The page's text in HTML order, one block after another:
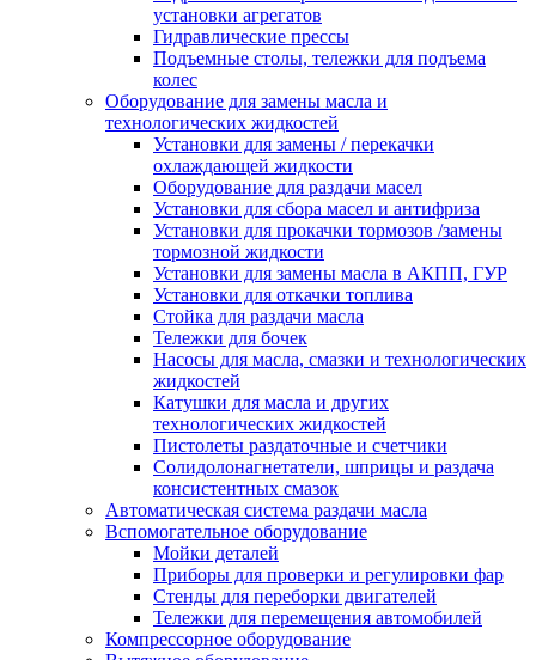
установки агрегатов
Гидравлические прессы
Подъемные столы, тележки для подъема
колес
Оборудование для замены масла и
технологических жидкостей
Установки для замены / перекачки
охлаждающей жидкости
Оборудование для раздачи масел
Установки для сбора масел и антифриза
Установки для прокачки тормозов /замены
тормозной жидкости
Установки для замены масла в АКПП, ГУР
Установки для откачки топлива
Стойка для раздачи масла
Тележки для бочек
Насосы для масла, смазки и технологических
жидкостей
Катушки для масла и других
технологических жидкостей
Пистолеты раздаточные и счетчики
Солидолонагнетатели, шприцы и раздача
консистентных смазок
Автоматическая система раздачи масла
Вспомогательное оборудование
Мойки деталей
Приборы для проверки и регулировки фар
Стенды для переборки двигателей
Тележки для перемещения автомобилей
Компрессорное оборудование